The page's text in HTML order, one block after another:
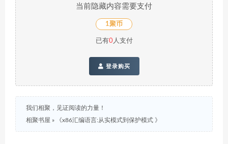
当前隐藏内容需要支付
1聚币
已有0人支付
登录购买
我们相聚，见证阅读的力量！
相聚书屋 » 《x86汇编语言:从实模式到保护模式 》